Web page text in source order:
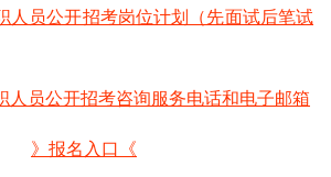
人员公开招考岗位计划（先面试后笔试
人员公开招考咨询服务电话和电子邮箱
》报名入口《